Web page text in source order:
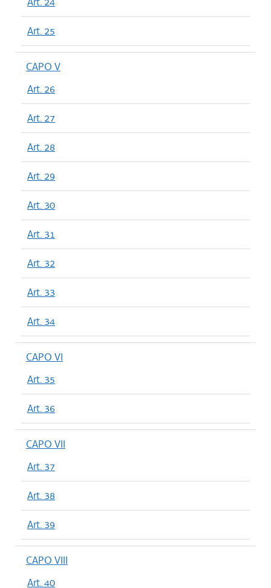
Art. 25
CAPO V
Art. 26
Art. 27
Art. 28
Art. 29
Art. 30
Art. 31
Art. 32
Art. 33
Art. 34
CAPO VI
Art. 35
Art. 36
CAPO VII
Art. 37
Art. 38
Art. 39
CAPO VIII
Art. 40